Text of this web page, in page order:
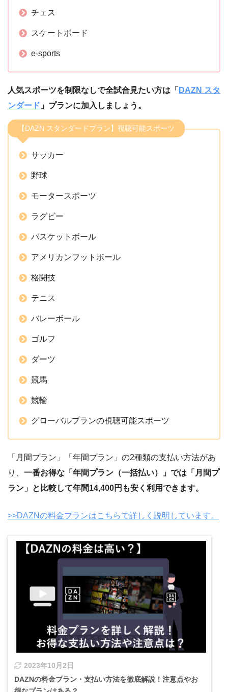
チェス
スケートボード
e-sports
人気スポーツを制限なしで全試合見たい方は「 DAZN スタ
ンダード 」プランに加入しましょう。
【DAZN スタンダードプラン】視聴可能スポーツ
サッカー
野球
モータースポーツ
ラグビー
バスケットボール
アメリカンフットボール
格闘技
テニス
バレーボール
ゴルフ
ダーツ
競馬
競輪
グローバルプランの視聴可能スポーツ
「月間プラン」「年間プラン」の2種類の支払い方法があ
り、 一番お得な「年間プラン（一括払い）」では「月間プ
ラン」と比較して年間14,400円も安く利用できます。
>>DAZNの料金プランはこちらで詳しく説明しています。
2023年10月2日
DAZNの料金プラン・支払い方法を徹底解説！注意点やお